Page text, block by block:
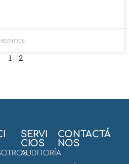
1 2
SERVI
CIOS
AUDITORÍA
CONTACTÁ
NOS